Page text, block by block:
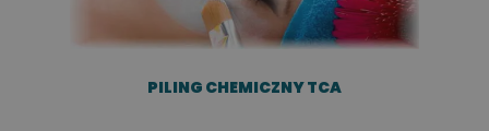
PILING CHEMICZNY TCA